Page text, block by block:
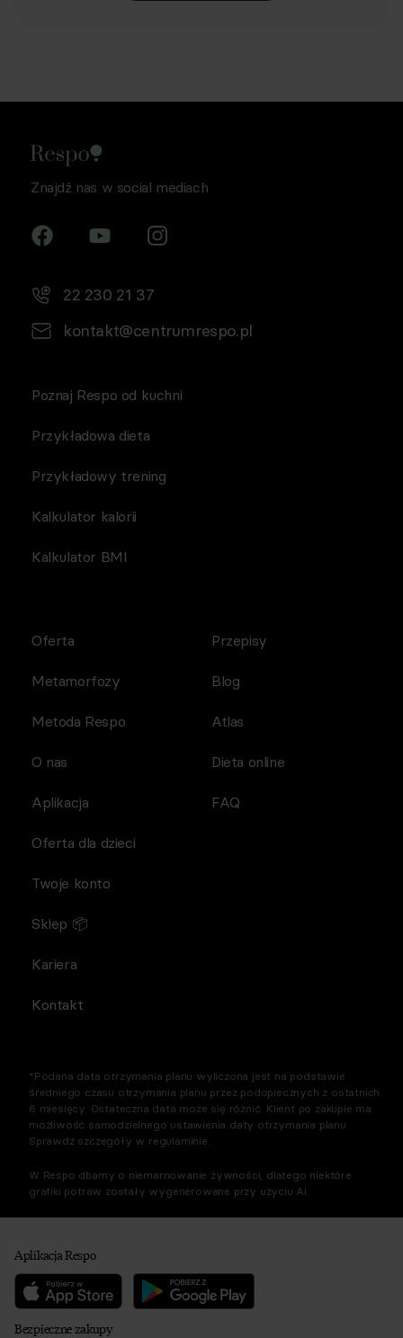
Znajdź nas w social mediach
22 230 21 37
kontakt@centrumrespo.pl
Poznaj Respo od kuchni
Przykładowa dieta
Przykładowy trening
Kalkulator kalorii
Kalkulator BMI
Oferta
Metamorfozy
Metoda Respo
O nas
Aplikacja
Przepisy
Blog
Atlas
Dieta online
FAQ
Oferta dla dzieci
Twoje konto
Sklep 📦
Kariera
Kontakt
*Podana data otrzymania planu wyliczona jest na podstawie
średniego czasu otrzymania planu przez podopiecznych z ostatnich
6 miesięcy. Ostateczna data może się różnić. Klient po zakupie ma
możliwość samodzielnego ustawienia daty otrzymania planu.
Sprawdź szczegóły w regulaminie.
W Respo dbamy o niemarnowanie żywności, dlatego niektóre
grafiki potraw zostały wygenerowane przy użyciu AI.
Aplikacja Respo
Bezpieczne zakupy